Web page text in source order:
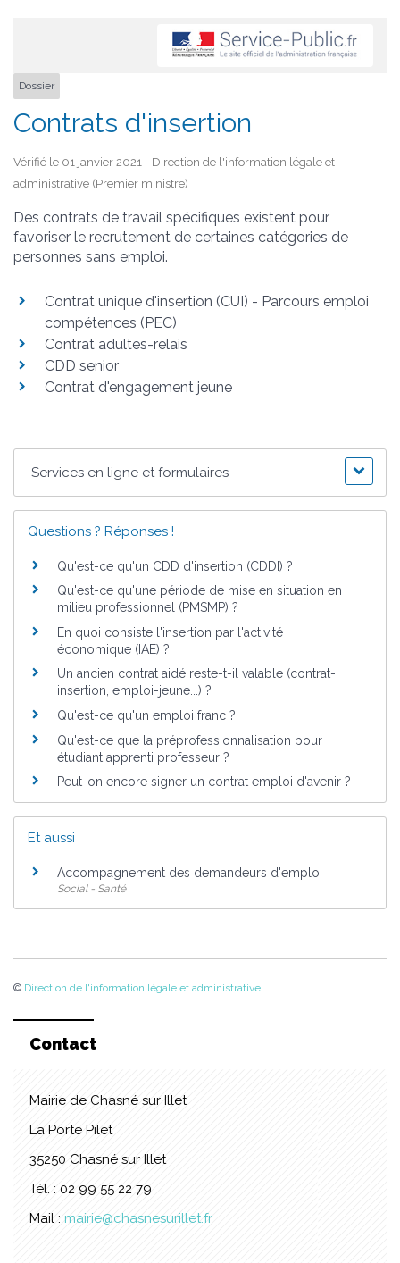
Dossier
Contrats d'insertion
Vérifié le 01 janvier 2021 - Direction de l'information légale et
administrative (Premier ministre)
Des contrats de travail spécifiques existent pour
favoriser le recrutement de certaines catégories de
personnes sans emploi.
Contrat unique d'insertion (CUI) - Parcours emploi
compétences (PEC)
Contrat adultes-relais
CDD senior
Contrat d'engagement jeune
Services en ligne et formulaires
Questions ? Réponses !
Qu'est-ce qu'un CDD d'insertion (CDDI) ?
Qu'est-ce qu'une période de mise en situation en
milieu professionnel (PMSMP) ?
En quoi consiste l'insertion par l'activité
économique (IAE) ?
Un ancien contrat aidé reste-t-il valable (contrat-
insertion, emploi-jeune...) ?
Qu'est-ce qu'un emploi franc ?
Qu'est-ce que la préprofessionnalisation pour
étudiant apprenti professeur ?
Peut-on encore signer un contrat emploi d'avenir ?
Et aussi
Accompagnement des demandeurs d'emploi
Social - Santé
© Direction de l'information légale et administrative
Contact
Mairie de Chasné sur Illet
La Porte Pilet
35250 Chasné sur Illet
Tél. : 02 99 55 22 79
Mail : mairie@chasnesurillet.fr